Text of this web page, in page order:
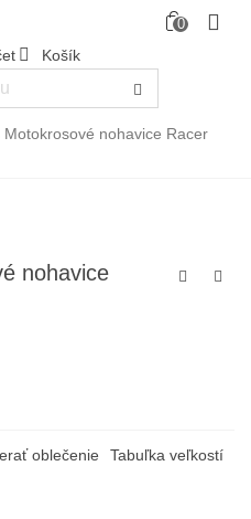
0
Košík
Motokrosové nohavice Racer
nohavice
oblečenie Tabuľka veľkostí